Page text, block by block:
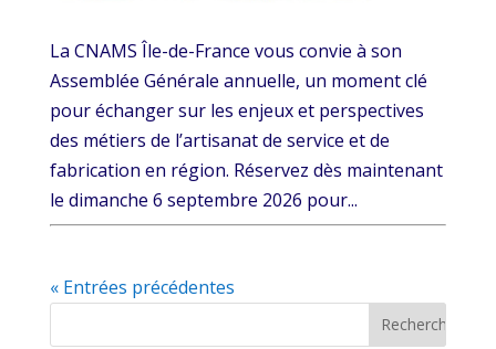
La CNAMS Île-de-France vous convie à son
Assemblée Générale annuelle, un moment clé
pour échanger sur les enjeux et perspectives
des métiers de l’artisanat de service et de
fabrication en région. Réservez dès maintenant
le dimanche 6 septembre 2026 pour...
« Entrées précédentes